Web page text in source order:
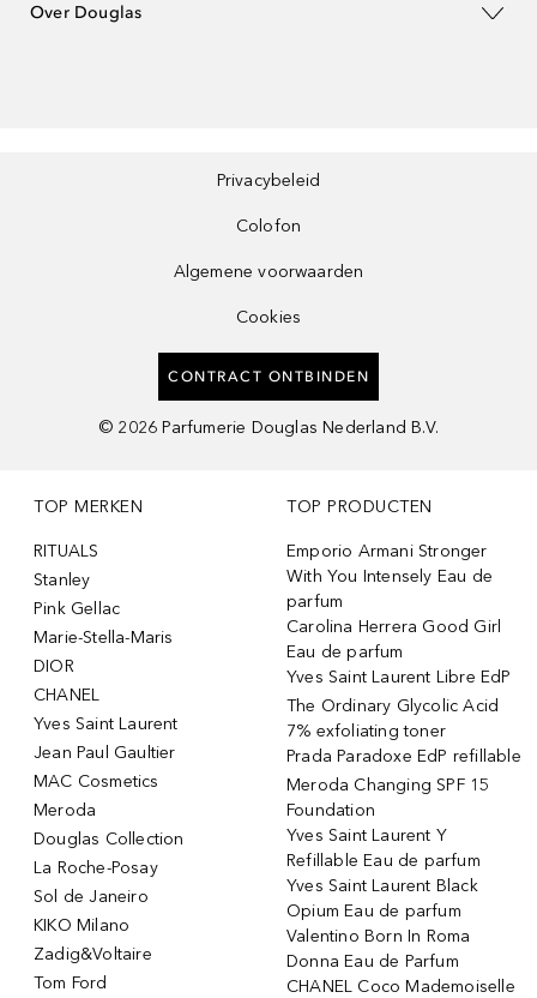
Over Douglas
Privacybeleid
Colofon
Algemene voorwaarden
Cookies
CONTRACT ONTBINDEN
© 2026 Parfumerie Douglas Nederland B.V.
TOP MERKEN
RITUALS
Stanley
Pink Gellac
Marie-Stella-Maris
DIOR
CHANEL
Yves Saint Laurent
Jean Paul Gaultier
MAC Cosmetics
Meroda
Douglas Collection
La Roche-Posay
Sol de Janeiro
KIKO Milano
Zadig&Voltaire
Tom Ford
TOP PRODUCTEN
Emporio Armani Stronger
With You Intensely Eau de
parfum
Carolina Herrera Good Girl
Eau de parfum
Yves Saint Laurent Libre EdP
The Ordinary Glycolic Acid
7% exfoliating toner
Prada Paradoxe EdP refillable
Meroda Changing SPF 15
Foundation
Yves Saint Laurent Y
Refillable Eau de parfum
Yves Saint Laurent Black
Opium Eau de parfum
Valentino Born In Roma
Donna Eau de Parfum
CHANEL Coco Mademoiselle